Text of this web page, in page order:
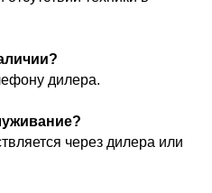
дилера.
через дилера или